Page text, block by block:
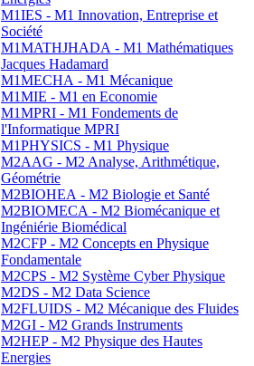
M1IES - M1 Innovation, Entreprise et
Société
M1MATHJHADA - M1 Mathématiques
Jacques Hadamard
M1MECHA - M1 Mécanique
M1MIE - M1 en Economie
M1MPRI - M1 Fondements de
l'Informatique MPRI
M1PHYSICS - M1 Physique
M2AAG - M2 Analyse, Arithmétique,
Géométrie
M2BIOHEA - M2 Biologie et Santé
M2BIOMECA - M2 Biomécanique et
Ingéniérie Biomédical
M2CFP - M2 Concepts en Physique
Fondamentale
M2CPS - M2 Système Cyber Physique
M2DS - M2 Data Science
M2FLUIDS - M2 Mécanique des Fluides
M2GI - M2 Grands Instruments
M2HEP - M2 Physique des Hautes
Energies